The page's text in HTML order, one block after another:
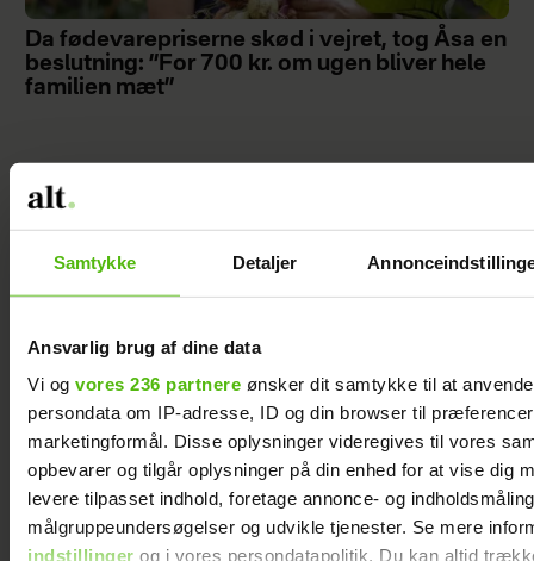
Samtykke Detaljer
Ansvarlig brug af dine data
Vi og vores 236 partnere ønsker dit samtykke til at
persondata om IP-adresse, ID og din browser til
marketingformål. Disse oplysninger videregives til vores
opbevarer og tilgår oplysninger på din enhed for at vise dig
levere tilpasset indhold, foretage annonce- og
målgruppeundersøgelser og udvikle tjenester. Se mere
indstillinger og i vores persondatapolitik. Du kan altid
Da fødevarepriserne skød i vejret, tog Åsa en
beslutning: ”For 700 kr. om ugen bliver hele
familien mæt”
Mette Helena
Rasmussen har
fået en hobby,
forestillet sig,
hun ville få